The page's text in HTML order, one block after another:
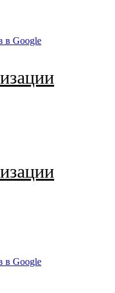
в Google
в Google